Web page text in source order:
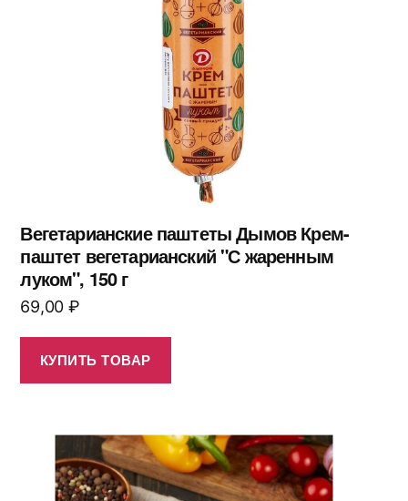
Вегетарианские паштеты Дымов Крем-
паштет вегетарианский "С жаренным
луком", 150 г
69,00 ₽
КУПИТЬ ТОВАР